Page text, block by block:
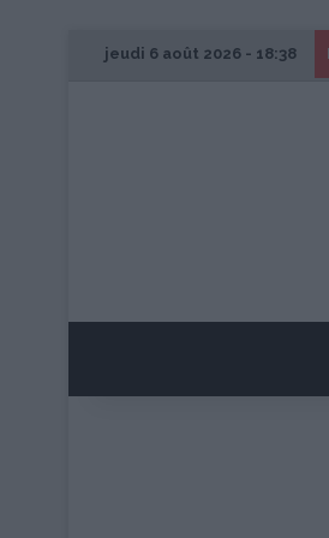
jeudi 6 août 2026 - 18:38